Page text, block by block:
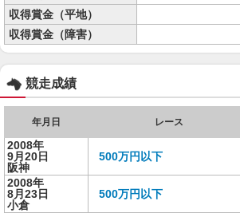
収得賞金（平地）
収得賞金（障害）
競走成績
年月日 レース
2008年
9月20日
阪神
500万円以下
2008年
8月23日
小倉
500万円以下